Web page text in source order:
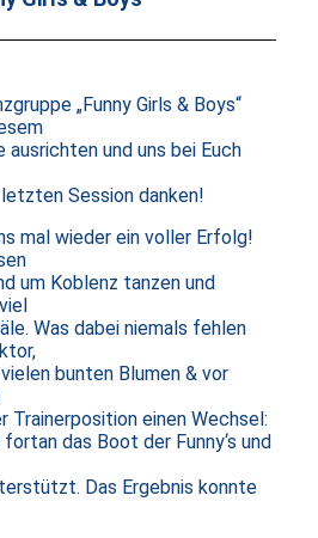
„Funny Girls & Boys“
ausrichten und uns bei Euch
Session danken!
mal wieder ein voller Erfolg!
um Koblenz tanzen und
Was dabei niemals fehlen
bunten Blumen & vor
Trainerposition einen Wechsel:
das Boot der Funny‘s und
Das Ergebnis konnte